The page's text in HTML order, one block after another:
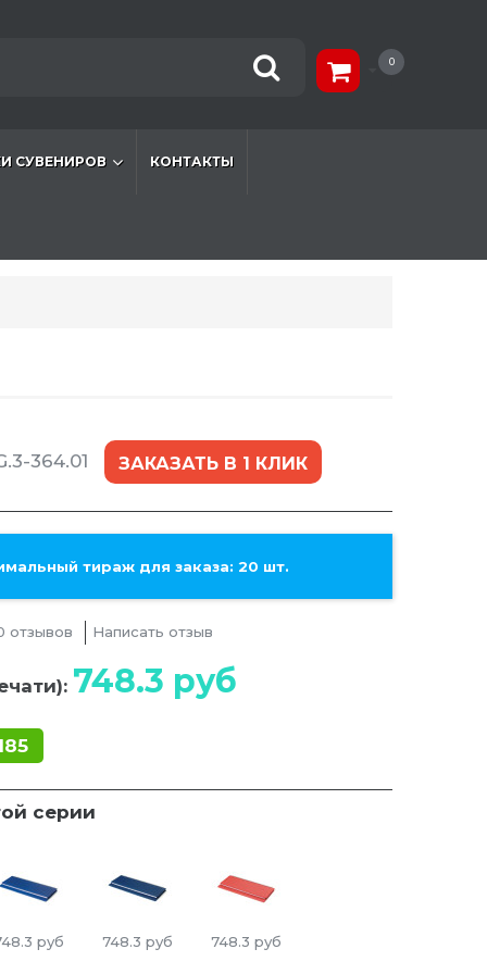
0
СУВЕНИРОВ КОНТАКТЫ
364.01 ЗАКАЗАТЬ В 1 КЛИК
тираж для заказа: 20 шт.
отзывов Написать отзыв
748.3 руб
серии
руб 748.3 руб 748.3 руб